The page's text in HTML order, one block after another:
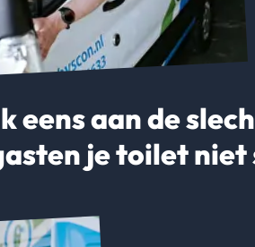
eens aan de
je toilet niet